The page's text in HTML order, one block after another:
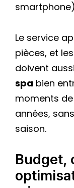
Le service
pièces, et
doivent
spa bien
moments
années,
saison.
Budget,